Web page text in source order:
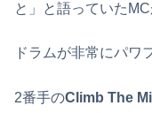
と」と語っていたMC
ドラムが非常にパワ
2番手のClimb The